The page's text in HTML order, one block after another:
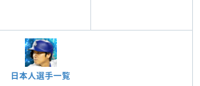
日本人選手一覧